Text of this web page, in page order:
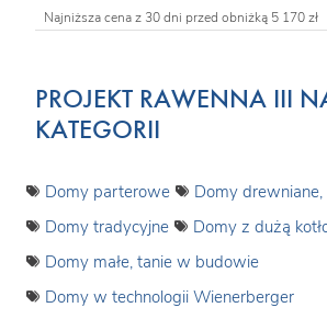
Najniższa cena z 30 dni przed obniżką 5 170 zł
PROJEKT RAWENNA III
KATEGORII
Domy parterowe
Domy
Domy tradycyjne
Domy z dużą
Domy małe, tanie w budowie
Domy w technologii Wienerberger